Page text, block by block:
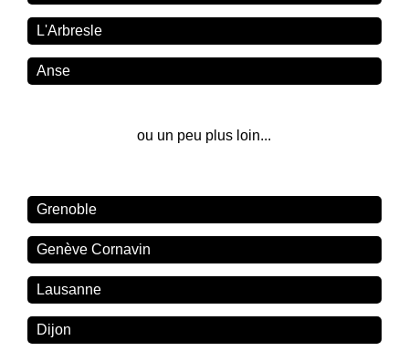
L'Arbresle
Anse
ou un peu plus loin...
Grenoble
Genève Cornavin
Lausanne
Dijon